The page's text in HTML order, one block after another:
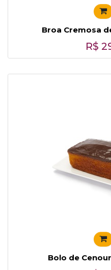
Broa Cremosa
R$
Bolo de